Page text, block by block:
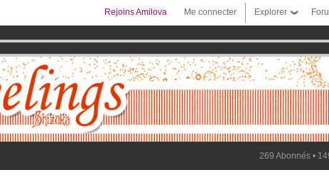
Explorer
Me connecter
Rejoins Amilova
t'abonner
269 Abonnés •